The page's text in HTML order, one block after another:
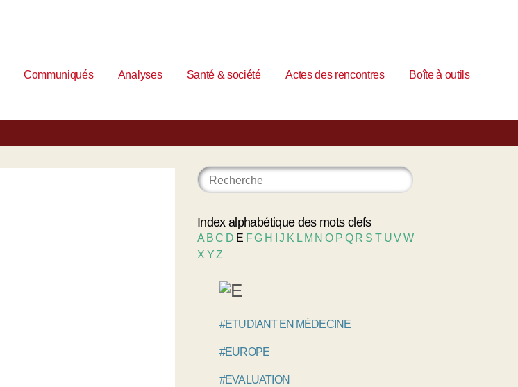
Communiqués Analyses Santé & société Actes des rencontres
Boîte à outils
Index alphabétique des mots clefs
A BC D E FG H IJ K L M NO P Q R S T UVW
X YZ
#ETUDIANT EN MÉDECINE
#EUROPE
#EVALUATION